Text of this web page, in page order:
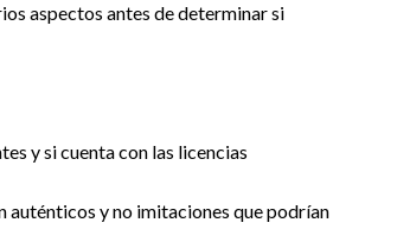
aspectos antes de determinar si
y si cuenta con las licencias
auténticos y no imitaciones que podrían